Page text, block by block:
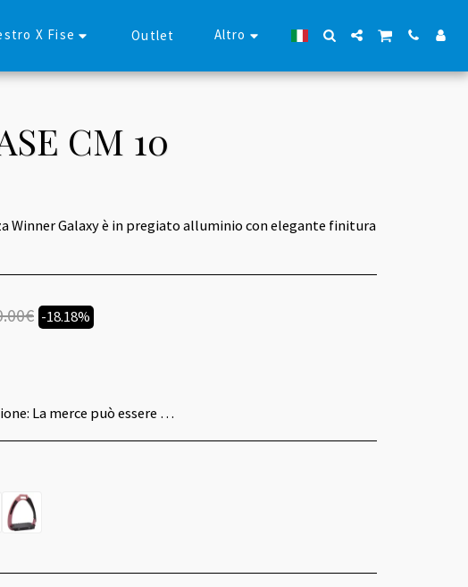
X Fise Outlet Altro
CM 10
Winner Galaxy è in pregiato alluminio con elegante finitura
€ -18.18%
La merce può essere sostituita dopo la consegna in caso di misure o colori sbagliati entro 14 giorni dal ricevimento.